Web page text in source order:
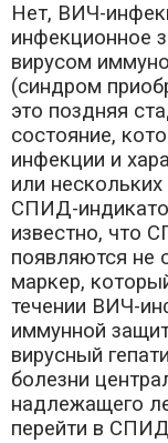
Нет, ВИЧ-
инфекционное
вирусом
(синдром
это поздняя
состояние,
инфекции и
или
СПИД-
известно, что
появляются не
маркер,
течении ВИЧ-
иммунной
вирусный
болезни
надлежащего
перейти в СПИД